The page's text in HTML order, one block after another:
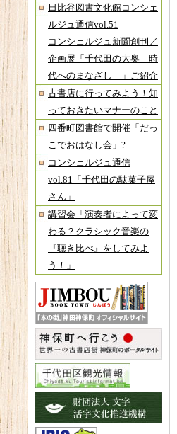
日比谷図書文化館コンシェ
ルジュ通信vol.51
コンシェルジュ新聞創刊／
企画展「千代田の大奥―時
代へのまなざし―」ご紹介
古書店に行ってみよう！知
っておきたいマナーのこと
四番町図書館で開催「だっ
こでおはなし会」?
コンシェルジュ通信
vol.81「千代田の駄菓子屋
さん」
講習会「演奏者によって変
わる？クラシック音楽の
『聴き比べ』をしてみよ
う！」